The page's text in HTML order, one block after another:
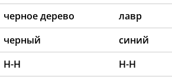
черное дерево
лавр
черный
синий
H-H
H-H